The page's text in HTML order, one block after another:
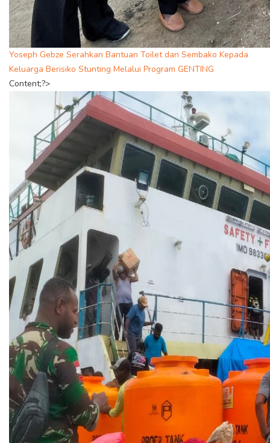
Yoseph Gebze Serahkan Bantuan Toilet dan Sembako Kepada
Keluarga Berisiko Stunting Melalui Program GENTING
Content;?>